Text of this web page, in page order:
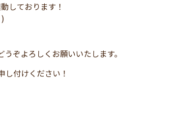
しております！
ぞよろしくお願いいたします。
付けください！